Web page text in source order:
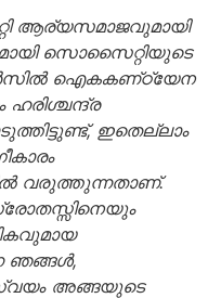
ആര്യസമാജവുമായി
സൊസൈറ്റിയുടെ
ഐകകണ്‌ഠ്യേന
ഹരിശ്ചന്ദ്ര
ഇതെല്ലാം
വരുത്തുന്നതാണ്.
ഞങ്ങള്‍,
അങ്ങയുടെ